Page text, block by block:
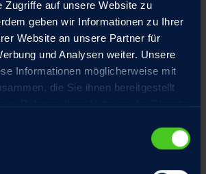
Zugriffe auf unsere Website zu
geben wir Informationen zu Ihrer
Website an unsere Partner für
und Analysen weiter. Unsere
Informationen möglicherweise mit
die Sie ihnen bereitgestellt
optional mit
Gewindetriebe aus
spielarm geschliffen